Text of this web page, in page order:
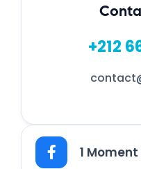
+212
1